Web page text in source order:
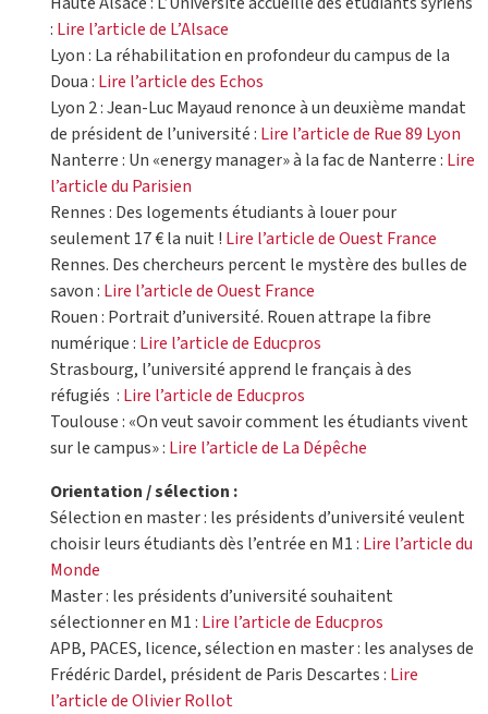
: Lire l’article de L’Alsace
Lyon : La réhabilitation en profondeur du campus de la
Doua : Lire l’article des Echos
Lyon 2 : Jean-Luc Mayaud renonce à un deuxième mandat
de président de l’université : Lire l’article de Rue 89 Lyon
Nanterre : Un «energy manager» à la fac de Nanterre : Lire
l’article du Parisien
Rennes : Des logements étudiants à louer pour
seulement 17 € la nuit ! Lire l’article de Ouest France
Rennes. Des chercheurs percent le mystère des bulles de
savon : Lire l’article de Ouest France
Rouen : Portrait d’université. Rouen attrape la fibre
numérique : Lire l’article de Educpros
Strasbourg, l’université apprend le français à des
réfugiés : Lire l’article de Educpros
Toulouse : «On veut savoir comment les étudiants vivent
sur le campus» : Lire l’article de La Dépêche
Orientation / sélection :
Sélection en master : les présidents d’université veulent
choisir leurs étudiants dès l’entrée en M1 : Lire l’article du
Monde
Master : les présidents d’université souhaitent
sélectionner en M1 : Lire l’article de Educpros
APB, PACES, licence, sélection en master : les analyses de
Frédéric Dardel, président de Paris Descartes : Lire
l’article de Olivier Rollot